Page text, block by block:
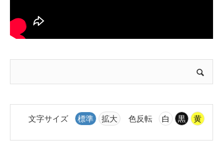
文字サイズ 標準 拡大 色反転 白 黒 黄